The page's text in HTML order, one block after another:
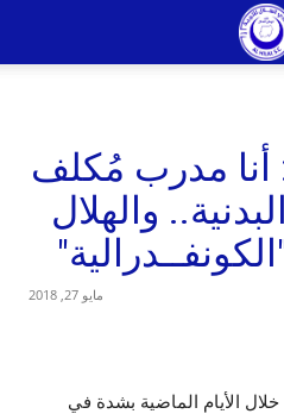
أنا مدرب مُكلف
والهلال
مايو 27, 2018
الأيام الماضية بشدة في